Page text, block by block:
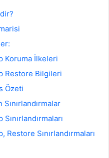
Koruma İlkeleri
Restore Bilgileri
Özeti
Sınırlandırmaları